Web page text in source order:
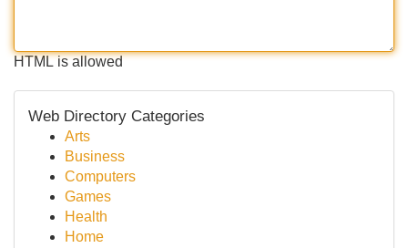
HTML is allowed
Web Directory Categories
Arts
Business
Computers
Games
Health
Home